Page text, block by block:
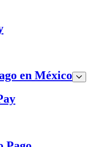
en México